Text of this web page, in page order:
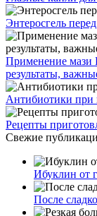
Энтеросгель
Применение мази
результаты,
Антибиотики при
Рецепты
Свежие
Ибуклин от
После